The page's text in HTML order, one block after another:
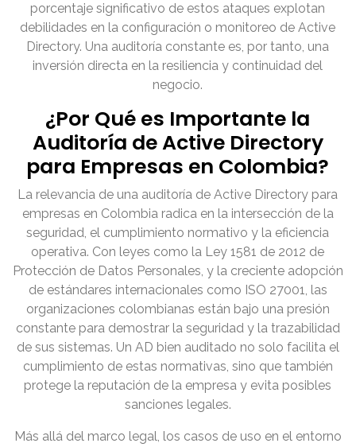
porcentaje significativo de estos ataques explotan
debilidades en la configuración o monitoreo de Active
Directory. Una auditoría constante es, por tanto, una
inversión directa en la resiliencia y continuidad del
negocio.
¿Por Qué es Importante la
Auditoría de Active Directory
para Empresas en Colombia?
La relevancia de una auditoría de Active Directory para
empresas en Colombia radica en la intersección de la
seguridad, el cumplimiento normativo y la eficiencia
operativa. Con leyes como la Ley 1581 de 2012 de
Protección de Datos Personales, y la creciente adopción
de estándares internacionales como ISO 27001, las
organizaciones colombianas están bajo una presión
constante para demostrar la seguridad y la trazabilidad
de sus sistemas. Un AD bien auditado no solo facilita el
cumplimiento de estas normativas, sino que también
protege la reputación de la empresa y evita posibles
sanciones legales.
Más allá del marco legal, los casos de uso en el entorno